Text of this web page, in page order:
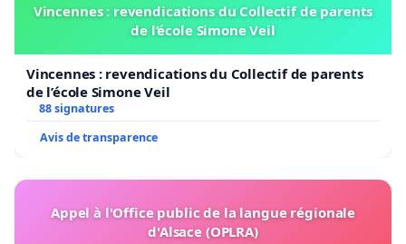
Vincennes : revendications du Collectif de parents
de l’école Simone Veil
Vincennes : revendications du Collectif de parents
de l’école Simone Veil
88 signatures
Avis de transparence
Appel à l'Office public de la langue régionale
d'Alsace (OPLRA)